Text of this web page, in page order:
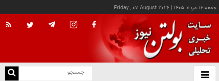
جمعه ۱۶ مرداد ۱۴۰۵ |
Friday , 07 August 2026
باز